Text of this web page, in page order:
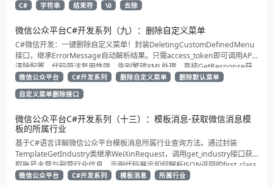
C# 字符串 结束符 \0 去除
微信公众平台C#开发系列（九）：删除自定义菜单
C#微信开发：一键删除自定义菜单！封装DeletingCustomDefinedMenu
接口，继承ErrorMessage自动解析结果。只需access_token即可调用API
清除配置。代码简洁复用性强，告别繁琐XML处理，直接GetResponse获
取状态。适合动态管理公众号的开发者，建议收藏备用！
微信公众平台 C#开发系列 删除自定义菜单
删除默认菜单
自定义菜单删除接口
微信公众平台C#开发系列（十三）：模板消息-获取微信消息模
板的所属行业
基于C#语言详解微信公众平台模板消息所属行业查询方法。通过封装
TemplateGetIndustry类继承WeiXinRequest，调用get_industry接口获
取账号主营与副营行业信息。示例代码展示如何解析JSON返回的first_class
与second_class数据，为开发者提供合规通知场景开发支持
微信公众平台 C#开发系列 模板消息 所属行业